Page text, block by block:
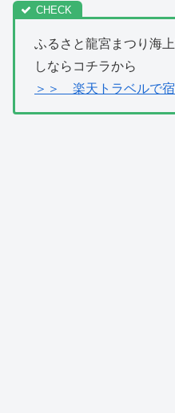
ふるさと龍宮まつり海
しならコチラから
＞＞ 楽天トラベルで